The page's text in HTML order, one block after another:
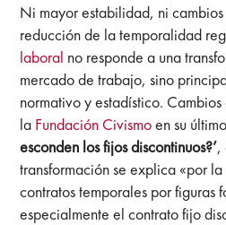
Ni mayor estabilidad, ni cambios
reducción de la temporalidad
laboral no responde a una
mercado de trabajo, sino
normativo y estadístico.
la Fundación Civismoen su
esconden los fijos discontinuos?’,
transformación se explica «por
contratos temporales por figuras
especialmente el contrato fijo